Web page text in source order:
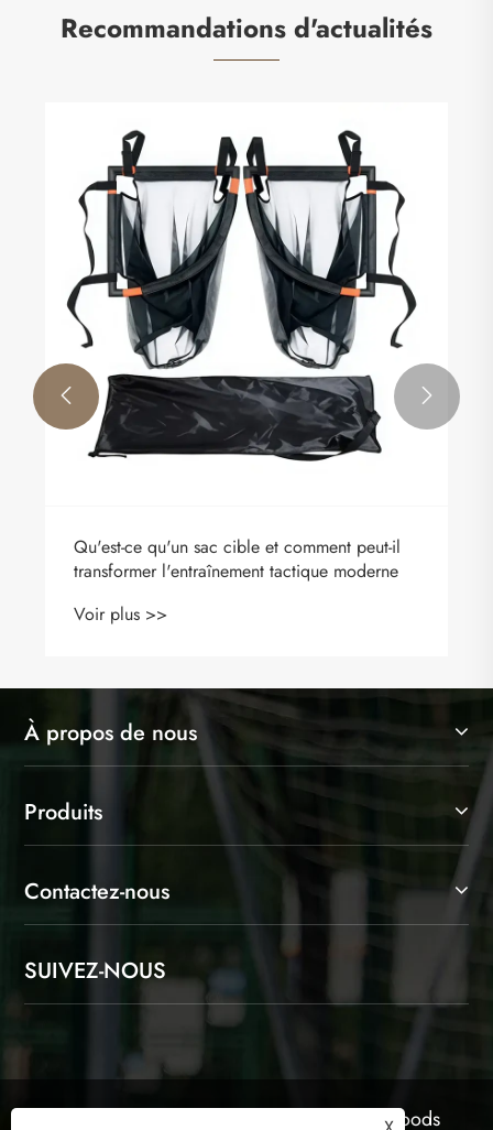
Recommandations d'actualités
Qu'est-ce qu'un sac cible et comment peut-il
transformer l'entraînement tactique moderne
Voir plus >>
 
À propos de nous
Produits
Contactez-nous
SUIVEZ-NOUS
Copyright © 2025 Shaoxing Jinlangte Sports Goods